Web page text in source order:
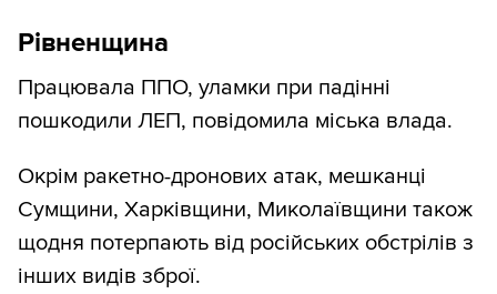
Рівненщина
Працювала ППО, уламки при падінні
пошкодили ЛЕП, повідомила міська влада.
Окрім ракетно-дронових атак, мешканці
Сумщини, Харківщини, Миколаївщини також
щодня потерпають від російських обстрілів з
інших видів зброї.